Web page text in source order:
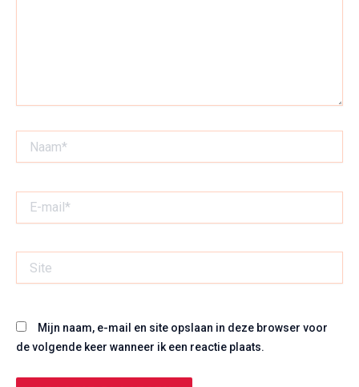
mail*
Mijn naam, e-mail en site opslaan in deze browser voor
de volgende keer wanneer ik een reactie plaats.